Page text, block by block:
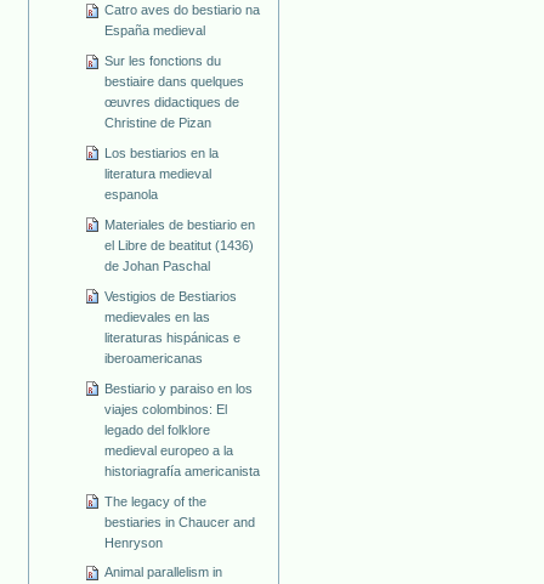
Catro aves do bestiario na
España medieval
Sur les fonctions du
bestiaire dans quelques
œuvres didactiques de
Christine de Pizan
Los bestiarios en la
literatura medieval
espanola
Materiales de bestiario en
el Libre de beatitut (1436)
de Johan Paschal
Vestigios de Bestiarios
medievales en las
literaturas hispánicas e
iberoamericanas
Bestiario y paraiso en los
viajes colombinos: El
legado del folklore
medieval europeo a la
historiagrafía americanista
The legacy of the
bestiaries in Chaucer and
Henryson
Animal parallelism in